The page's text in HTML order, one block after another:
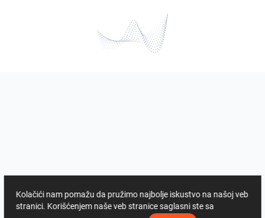
Kolačići nam pomažu da pružimo najbolje iskustvo na našoj veb
stranici. Korišćenjem naše veb stranice saglasni ste sa